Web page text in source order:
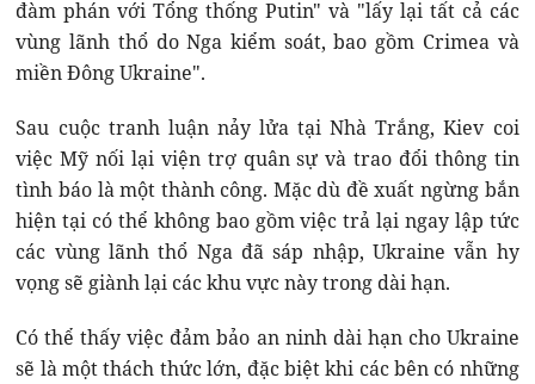
đàm phán với Tổng thống Putin" và "lấy lại tất cả các
vùng lãnh thổ do Nga kiểm soát, bao gồm Crimea và
miền Đông Ukraine".
Sau cuộc tranh luận nảy lửa tại Nhà Trắng, Kiev coi
việc Mỹ nối lại viện trợ quân sự và trao đổi thông tin
tình báo là một thành công. Mặc dù đề xuất ngừng bắn
hiện tại có thể không bao gồm việc trả lại ngay lập tức
các vùng lãnh thổ Nga đã sáp nhập, Ukraine vẫn hy
vọng sẽ giành lại các khu vực này trong dài hạn.
Có thể thấy việc đảm bảo an ninh dài hạn cho Ukraine
sẽ là một thách thức lớn, đặc biệt khi các bên có những